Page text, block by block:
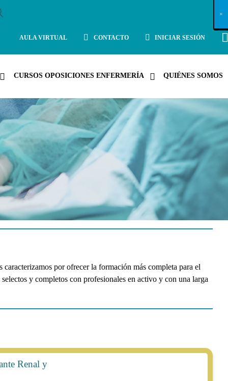
AULA VIRTUAL CONTACTO INICIAR SESIÓN
CURSOS OPOSICIONES ENFERMERÍA QUIÉNES SOMOS
por ofrecer la formación más completa para el
y completos con profesionales en activo y con una larga
Renal y
X
×
×
×
×
×
×
×
×
×
×
×
×
×
×
×
×
×
×
×
×
×
×
×
×
×
×
×
×
×
×
×
×
×
×
×
×
×
×
×
×
×
×
×
×
×
×
×
×
×
×
×
×
×
×
×
×
×
×
×
×
×
×
×
×
×
×
×
×
×
×
×
×
×
×
×
×
×
×
×
×
×
×
×
×
×
×
×
×
×
×
×
×
×
×
×
×
×
×
×
×
×
×
×
×
×
×
×
×
×
×
×
×
×
×
×
×
×
×
×
×
×
×
×
×
×
×
×
×
×
×
×
×
×
×
×
×
×
×
×
×
×
×
×
×
×
×
×
×
×
×
×
×
×
×
×
×
×
×
×
×
×
×
×
×
×
×
×
×
×
×
×
×
×
×
×
×
×
×
×
×
×
×
×
×
×
×
×
×
×
×
×
×
×
×
×
×
×
×
×
×
×
×
×
×
×
×
×
×
×
×
×
×
×
×
×
×